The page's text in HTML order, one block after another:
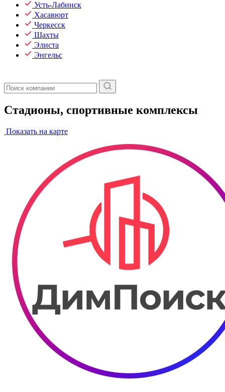
Усть-Лабинск
Хасавюрт
Черкесск
Шахты
Элиста
Энгельс
Стадионы, спортивные комплексы
Показать на карте